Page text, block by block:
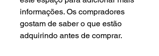
informações. Os compradores
gostam de saber o que estão
adquirindo antes de comprar.